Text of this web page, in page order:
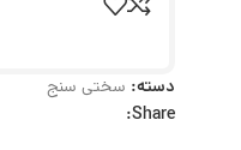
دسته: سختی سنج
Share: